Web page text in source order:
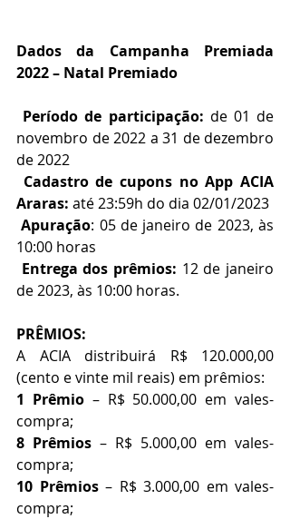
Dados da Campanha Premiada
2022 – Natal Premiado
Período de participação: de 01 de
novembro de 2022 a 31 de dezembro
de 2022
Cadastro de cupons no App ACIA
Araras:
Apuração: 05 de janeiro de 2023, às
10:00 horas
Entrega dos prêmios: 12 de janeiro
de 2023, às 10:00 horas.
PRÊMIOS:
A ACIA distribuirá R$ 120.000,00
(cento e vinte mil reais) em prêmios:
1 Prêmio – R$ 50.000,00 em vales-
compra;
8 Prêmios – R$ 5.000,00 em vales-
compra;
10 Prêmios – R$ 3.000,00 em vales-
compra;